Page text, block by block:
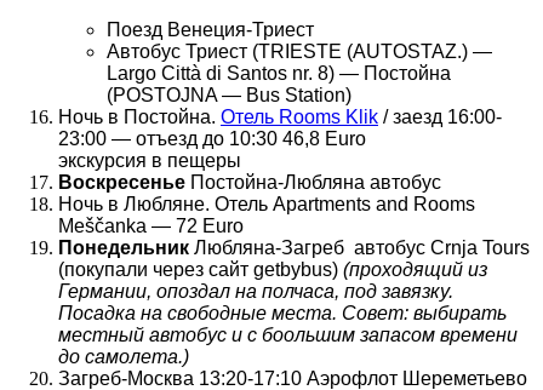
Поезд Венеция-Триест
Автобус Триест (TRIESTE (AUTOSTAZ.) —
Largo Città di Santos nr. 8) — Постойна
(POSTOJNA — Bus Station)
Ночь в Постойна. Отель Rooms Klik / заезд 16:00-
23:00 — отъезд до 10:30 46,8 Euro
экскурсия в пещеры
Воскресенье Постойна-Любляна автобус
Ночь в Любляне. Отель Apartments and Rooms
Meščanka — 72 Euro
Понедельник Любляна-Загреб автобус Crnja Tours
(покупали через сайт getbybus) (проходящий из
Германии, опоздал на полчаса, под завязку.
Посадка на свободные места. Совет: выбирать
местный автобус и с боольшим запасом времени
до самолета.)
Загреб-Москва 13:20-17:10 Аэрофлот Шереметьево